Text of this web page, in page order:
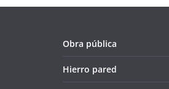
Obra pública
Hierro pared